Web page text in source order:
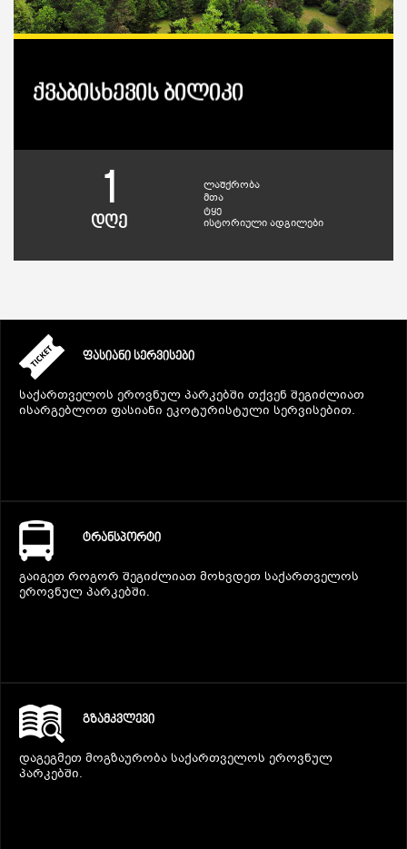
ქვაბისხევის ბილიკი
1
დღე
ლაშქრობა
მთა
ტყე
ისტორიული ადგილები
ᲤᲐᲡᲘᲐᲜᲘ ᲡᲔᲠᲕᲘᲡᲔᲑᲘ
საქართველოს ეროვნულ პარკებში თქვენ შეგიძლიათ
ისარგებლოთ ფასიანი ეკოტურისტული სერვისებით.
ᲢᲠᲐᲜᲡᲞᲝᲠᲢᲘ
გაიგეთ როგორ შეგიძლიათ მოხვდეთ საქართველოს
ეროვნულ პარკებში.
ᲒᲖᲐᲛᲙᲕᲚᲔᲕᲘ
დაგეგმეთ მოგზაურობა საქართველოს ეროვნულ
პარკებში.